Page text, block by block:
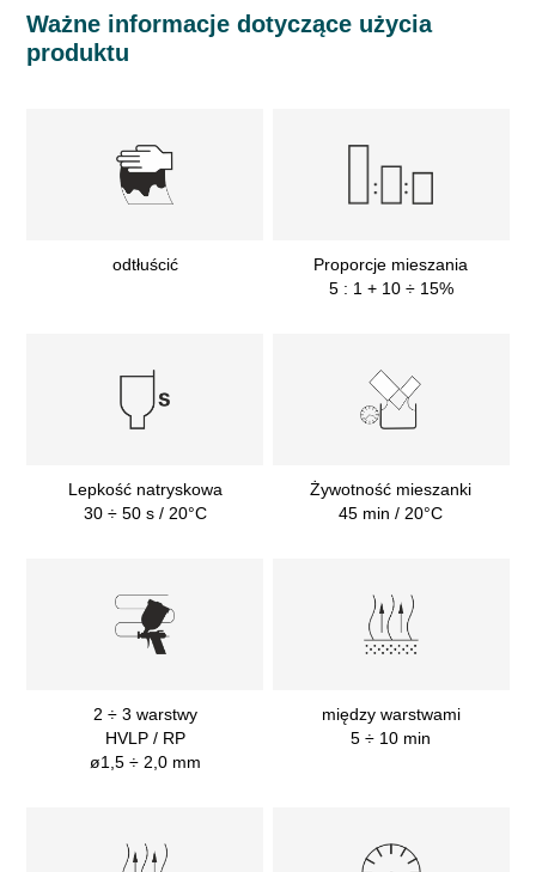
Ważne informacje dotyczące użycia
produktu
odtłuścić
Proporcje mieszania
5 : 1 + 10 ÷ 15%
Lepkość natryskowa
30 ÷ 50 s / 20°C
Żywotność mieszanki
45 min / 20°C
2 ÷ 3 warstwy
HVLP / RP
ø1,5 ÷ 2,0 mm
między warstwami
5 ÷ 10 min